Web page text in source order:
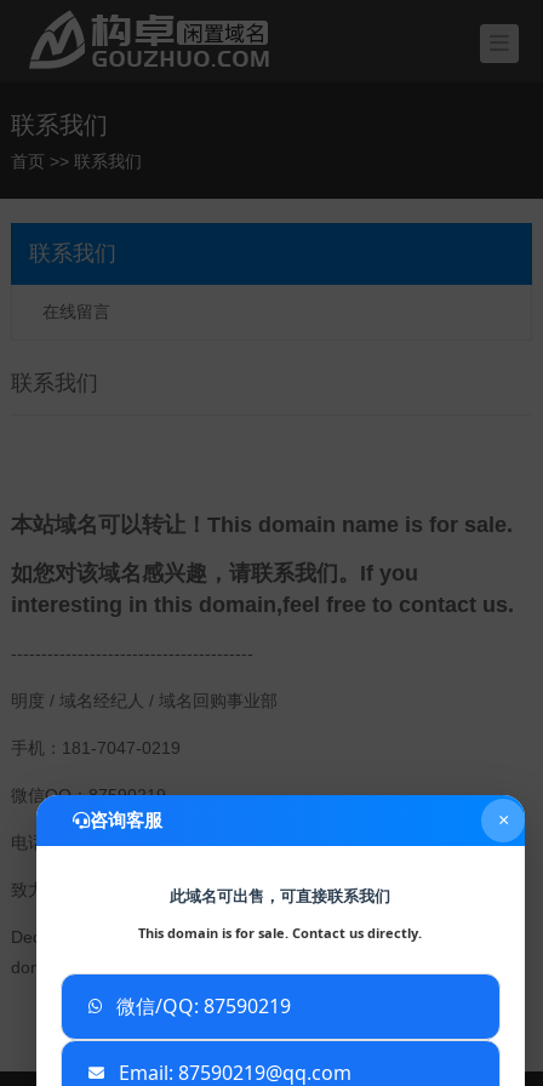
联系我们
首页 >> 联系我们
联系我们
在线留言
联系我们
本站域名可以转让！This domain name is for sale.
如您对该域名感兴趣，请联系我们。If you
interesting in this domain,feel free to contact us.
----------------------------------------
明度 / 域名经纪人 / 域名回购事业部
手机：181-7047-0219
微信QQ：87590219
电话：400-097-0797
致力于帮助企业获得有价值和有竞争力的域名。
Dedicated to helping business owners get valuable and competitive
domain names for their businesses.
咨询客服 ×
此域名可出售，可直接联系我们
This domain is for sale. Contact us directly.
微信/QQ: 87590219
Email: 87590219@qq.com